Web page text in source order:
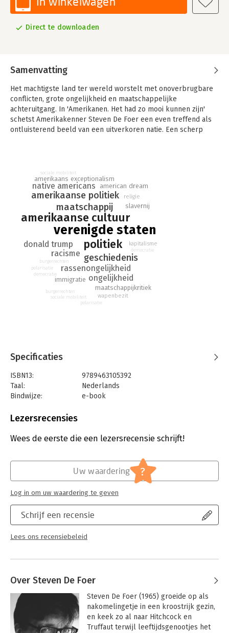
Direct te downloaden
Samenvatting
Het machtigste land ter wereld worstelt met onoverbrugbare
conflicten, grote ongelijkheid en maatschappelijke
achteruitgang. In 'Amerikanen. Het had zo mooi kunnen zijn'
schetst Amerikakenner Steven De Foer een even treffend als
ontluisterend beeld van een uitverkoren natie. Een scherp
geld, macht, vertier – de Verenigde Staten mooi maar
meedogenloos maakte, en veel Amerikanen gefrustreerd liet
over de grote onvervulde beloften. Een urgent boek in wat
een sleuteljaar in de Amerikaanse politieke geschiedenis
wordt.
verenigde staten
politiek
amerikaanse cultuur
maatschappij
geschiedenis
amerikaanse politiek
rassenongelijkheid
ongelijkheid
racisme
donald trump
native americans
immigratie
amerikaans exceptionalism
maatschappijkritiek
american dream
slavernij
kapitalisme
religie
wapenbezit
burgerrechten
democratie
polarisatie
sociale mobiliteit
burgerrechten
democratie
polarisatie
sociale mobiliteit
Specificaties
ISBN13:
9789463105392
Taal:
Nederlands
Bindwijze:
e-book
Bestandsformaat:
Uitgever:
Uitgeverij Polis
Hoofdrubriek: Mens en maatschappij
Lezersrecensies
Wees de eerste die een lezersrecensie schrijft!
Schrijf een recensie
Lees ons recensiebeleid
Uw waardering ?
Log in om uw waardering te geven
Over Steven De Foer
Steven De Foer (1965) groeide op als
nakomelingetje in een kroostrijk gezin,
en keek zo al naar Hitchcock en
Truffaut terwijl leeftijdsgenootjes het